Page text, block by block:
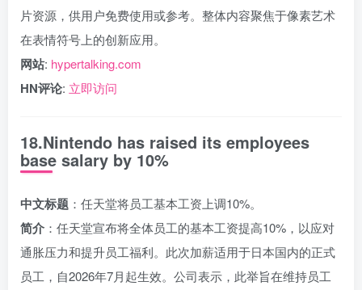
片资源，供用户免费使用或参考。整体内容聚焦于像素艺术
在表情符号上的创新应用。
网站: hypertalking.com
HN评论: 立即访问
18.Nintendo has raised its employees
base salary by 10%
中文标题 ：任天堂将员工基本工资上调10%。
简介 ：任天堂宣布将全体员工的基本工资提高10%，以应对
通胀压力和提升员工福利。此次加薪适用于日本国内的正式
员工，自2026年7月起生效。公司表示，此举旨在维持员工